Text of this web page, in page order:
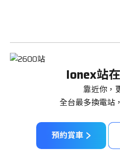
Ionex站
靠近你，
全台最多換電站
預約賞車